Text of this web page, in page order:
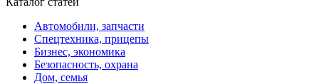
Автомобили, запчасти
Спецтехника, прицепы
Бизнес, экономика
Безопасность, охрана
Дом, семья